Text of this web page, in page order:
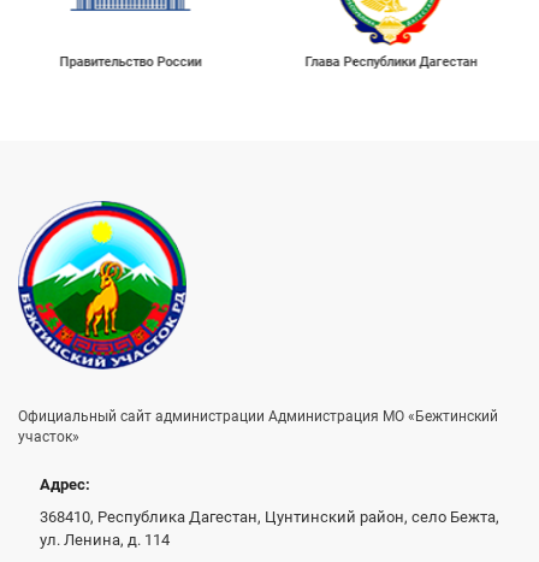
Правительство России Глава Республики Дагестан
Официальный сайт администрации Администрация МО «Бежтинский
участок»
Адрес:
368410, Республика Дагестан, Цунтинский район, село Бежта,
ул. Ленина, д. 114